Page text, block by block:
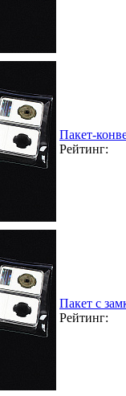
Пакет-
Рейтинг:
Пакет с
Рейтинг: